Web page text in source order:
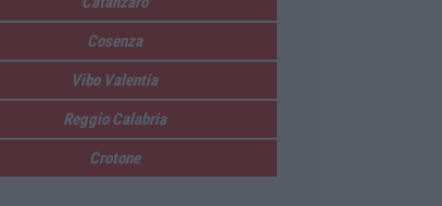
Cosenza
Vibo Valentia
Reggio Calabria
Crotone